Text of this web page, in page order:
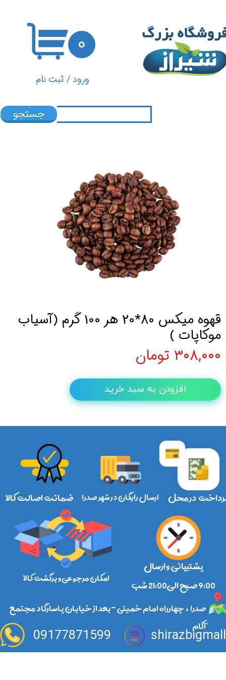
ورود/ ثبت نام
تغییر گذر واژه
سفارشات
۰
جستجو
قهوه میکس 80*20 هر 100 گرم (آسیاب
موکاپات )
۳۰۸,۰۰۰ تومان
افزودن به سبد خرید
ارسال رایگان در شهر صدرا در محل
امکان مرجوعی و برگشت کالا
ضمانت اصالت کالا
صدرا ، چهارراه امام خمینی -بعد از خیابان پاسارگاد مجتمع
آکام
09177871599
پشتیبانی و ارسال
​​​​​​​9:00 صبح الی21:00 شب